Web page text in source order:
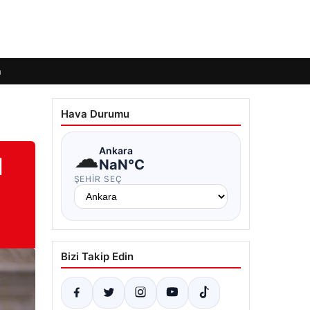
Hava Durumu
☁Ankara
NaN°C
ŞEHIR SEÇ
Bizi Takip Edin